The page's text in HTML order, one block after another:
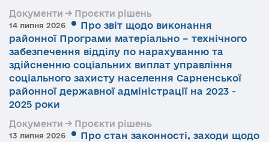
Документи → Проєкти рішень
14 липня 2026
Про звіт щодо виконання
районної Програми матеріально – технічного
забезпечення відділу по нарахуванню та
здійсненню соціальних виплат управління
соціального захисту населення Сарненської
районної державної адміністрації на 2023 -
2025 роки
Документи → Проєкти рішень
13 липня 2026
Про стан законності, заходи щодо